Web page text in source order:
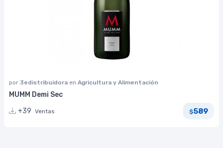
por 3edistribuidora en Agricultura y Alimentación
MUMM Demi Sec
+39 Ventas $589